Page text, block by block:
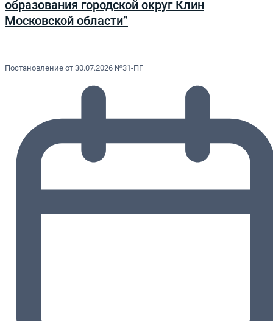
образования городской округ Клин
Московской области”
Постановление от 30.07.2026 №31-ПГ